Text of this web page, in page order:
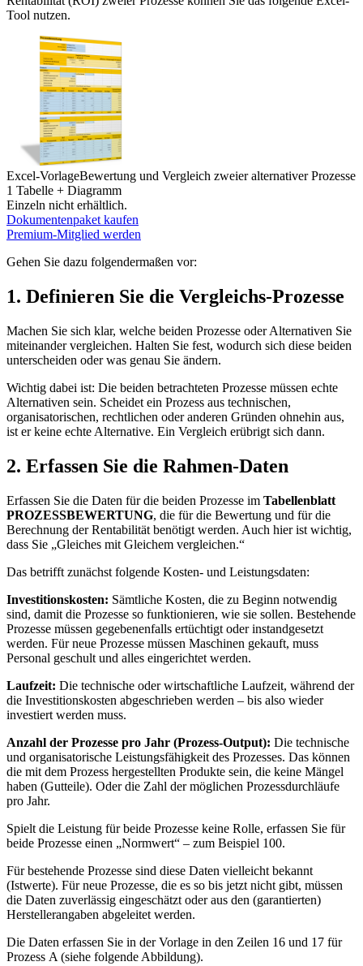
Tool nutzen.
Excel-VorlageBewertung und Vergleich zweier alternativer Prozesse
1 Tabelle + Diagramm
Einzeln nicht erhältlich.
Dokumentenpaket kaufen
Premium-Mitglied werden
Gehen Sie dazu folgendermaßen vor:
1. Definieren Sie die Vergleichs-Prozesse
Machen Sie sich klar, welche beiden Prozesse oder Alternativen Sie
miteinander vergleichen. Halten Sie fest, wodurch sich diese beiden
unterscheiden oder was genau Sie ändern.
Wichtig dabei ist: Die beiden betrachteten Prozesse müssen echte
Alternativen sein. Scheidet ein Prozess aus technischen,
organisatorischen, rechtlichen oder anderen Gründen ohnehin aus,
ist er keine echte Alternative. Ein Vergleich erübrigt sich dann.
2. Erfassen Sie die Rahmen-Daten
Erfassen Sie die Daten für die beiden Prozesse im Tabellenblatt
PROZESSBEWERTUNG, die für die Bewertung und für die
Berechnung der Rentabilität benötigt werden. Auch hier ist wichtig,
dass Sie „Gleiches mit Gleichem vergleichen.“
Das betrifft zunächst folgende Kosten- und Leistungsdaten:
Investitionskosten: Sämtliche Kosten, die zu Beginn notwendig
sind, damit die Prozesse so funktionieren, wie sie sollen. Bestehende
Prozesse müssen gegebenenfalls ertüchtigt oder instandgesetzt
werden. Für neue Prozesse müssen Maschinen gekauft, muss
Personal geschult und alles eingerichtet werden.
Laufzeit: Die technische oder wirtschaftliche Laufzeit, während der
die Investitionskosten abgeschrieben werden – bis also wieder
investiert werden muss.
Anzahl der Prozesse pro Jahr (Prozess-Output): Die technische
und organisatorische Leistungsfähigkeit des Prozesses. Das können
die mit dem Prozess hergestellten Produkte sein, die keine Mängel
haben (Gutteile). Oder die Zahl der möglichen Prozessdurchläufe
pro Jahr.
Spielt die Leistung für beide Prozesse keine Rolle, erfassen Sie für
beide Prozesse einen „Normwert“ – zum Beispiel 100.
Für bestehende Prozesse sind diese Daten vielleicht bekannt
(Istwerte). Für neue Prozesse, die es so bis jetzt nicht gibt, müssen
die Daten zuverlässig eingeschätzt oder aus den (garantierten)
Herstellerangaben abgeleitet werden.
Die Daten erfassen Sie in der Vorlage in den Zeilen 16 und 17 für
Prozess A (siehe folgende Abbildung).